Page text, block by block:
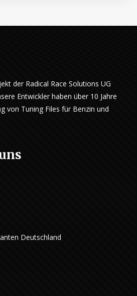
der Radical Race Solutions UG
Entwickler haben über 10 Jahre
von Tuning Files für Benzin und
Deutschland